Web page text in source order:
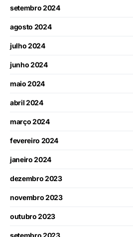
setembro 2024
agosto 2024
julho 2024
junho 2024
maio 2024
abril 2024
março 2024
fevereiro 2024
janeiro 2024
dezembro 2023
novembro 2023
outubro 2023
setembro 2023